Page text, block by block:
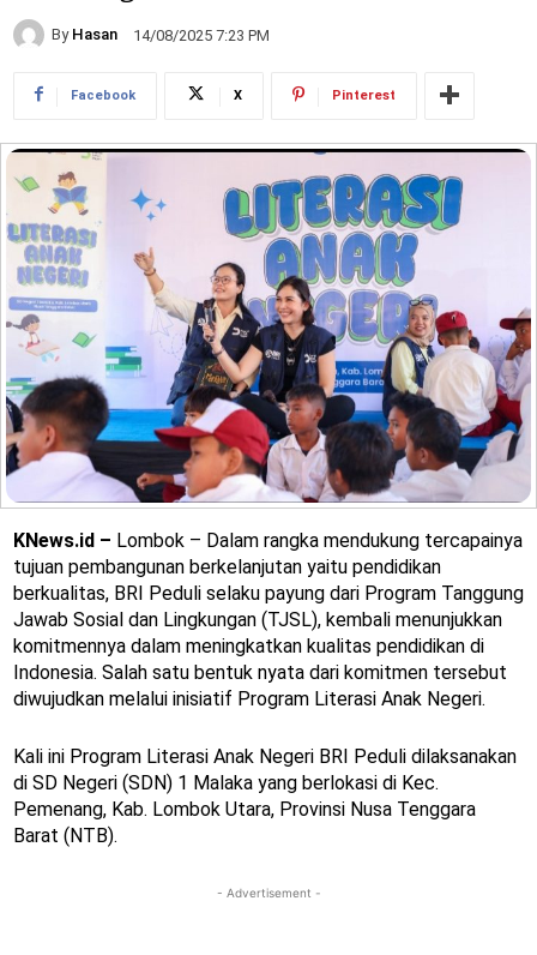
By Hasan 14/08/2025 7:23 PM
Facebook X Pinterest
KNews.id – Lombok – Dalam rangka mendukung tercapainya
tujuan pembangunan berkelanjutan yaitu pendidikan
berkualitas, BRI Peduli selaku payung dari Program Tanggung
Jawab Sosial dan Lingkungan (TJSL), kembali menunjukkan
komitmennya dalam meningkatkan kualitas pendidikan di
Indonesia. Salah satu bentuk nyata dari komitmen tersebut
diwujudkan melalui inisiatif Program Literasi Anak Negeri.
Kali ini Program Literasi Anak Negeri BRI Peduli dilaksanakan
di SD Negeri (SDN) 1 Malaka yang berlokasi di Kec.
Pemenang, Kab. Lombok Utara, Provinsi Nusa Tenggara
Barat (NTB).
- Advertisement -